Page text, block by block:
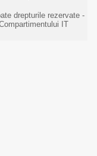
drepturile rezervate -
IT